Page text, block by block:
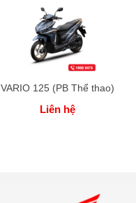
VARIO 125 (PB Thể thao)
Liên hệ